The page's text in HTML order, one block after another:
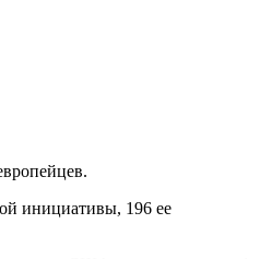
инициативы, 196 ее